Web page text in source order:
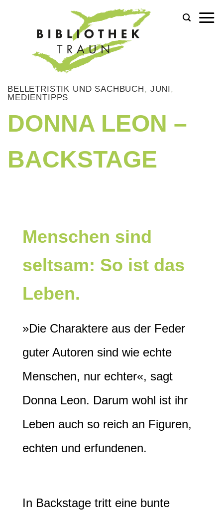
BELLETRISTIK UND SACHBUCH, JUNI,
MEDIENTIPPS
DONNA LEON –
BACKSTAGE
Menschen sind
seltsam: So ist das
Leben.
»Die Charaktere aus der Feder
guter Autoren sind wie echte
Menschen, nur echter«, sagt
Donna Leon. Darum wohl ist ihr
Leben auch so reich an Figuren,
echten und erfundenen.
In Backstage tritt eine bunte